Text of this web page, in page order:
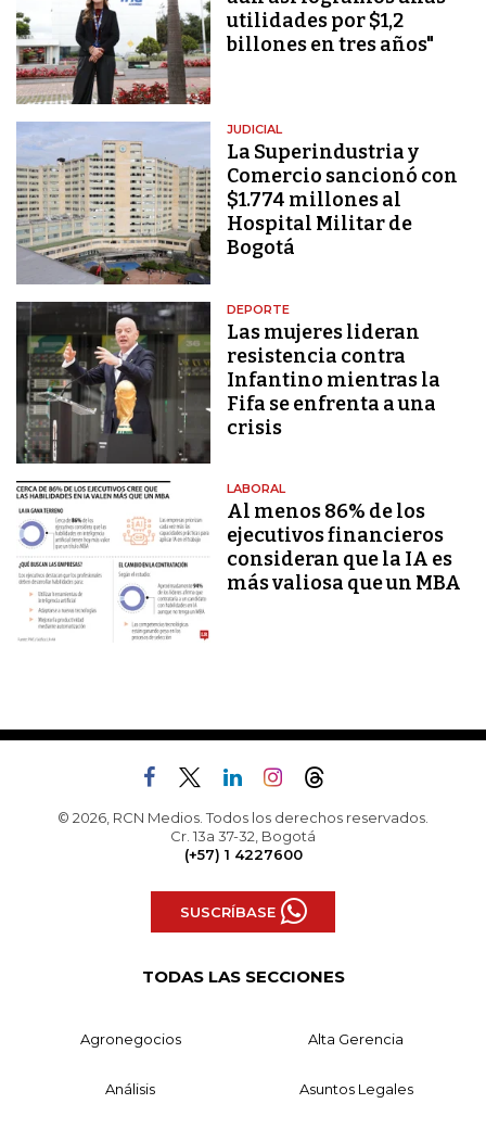
utilidades por $1,2
billones en tres años"
JUDICIAL
La Superindustria y
Comercio sancionó con
$1.774 millones al
Hospital Militar de
Bogotá
DEPORTE
Las mujeres lideran
resistencia contra
Infantino mientras la
Fifa se enfrenta a una
crisis
LABORAL
Al menos 86% de los
ejecutivos financieros
consideran que la IA es
más valiosa que un MBA
© 2026, RCN Medios. Todos los derechos reservados.
Cr. 13a 37-32, Bogotá
(+57) 1 4227600
SUSCRÍBASE
TODAS LAS SECCIONES
Agronegocios Alta Gerencia
Análisis Asuntos Legales